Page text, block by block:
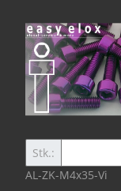
Stk.:
AL-ZK-M4x35-Vi